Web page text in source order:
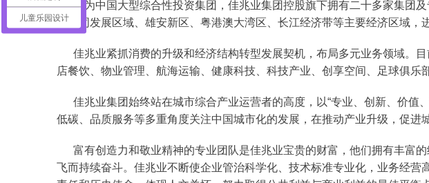
作为中国大型综合性投资集团，佳兆业集团控股旗下拥有二十多家集团
冀协同发展区域、雄安新区、粤港澳大湾区、长江经济带等主要经济区域，
佳兆业紧抓消费的升级和经济结构转型发展契机，布局多元业务领域。
店餐饮、物业管理、航海运输、健康科技、科技产业、创享空间、足球俱乐
佳兆业集团始终站在城市综合产业运营者的高度，以“专业、创新、价
低碳、品质服务等多重角度关注中国城市化的发展，在推动产业升级，促进
富有创造力和敬业精神的专业团队是佳兆业宝贵的财富，他们拥有丰富
飞而持续奋斗。佳兆业不断使企业管治科学化、技术标准专业化，业务经
儿童乐园设计